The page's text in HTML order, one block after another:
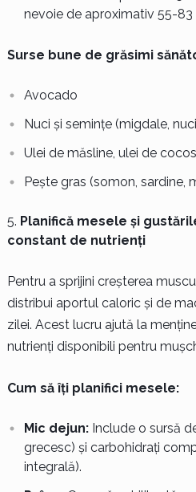
nevoie de aproximativ 55-83
Surse bune de grăsimi
Avocado
Nuci și semințe (migdale,
Ulei de măsline, ulei de cocos
Pește gras (somon, sardine,
Planifică mesele și
constant de nutrienți
Pentru a sprijini creșterea
distribui aportul caloric și de
zilei. Acest lucru ajută la
nutrienți disponibili pentru
Cum să îți planifici mesele:
Mic dejun:Include o sursă
grecesc) și carbohidrați
integrală).